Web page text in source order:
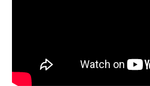
マーケ×ITの今がよく分かる